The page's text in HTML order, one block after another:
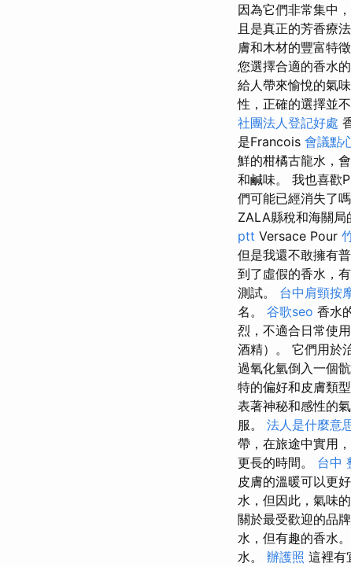
因為它們非常集中
且是真正的芳香療
膚和木材的豐富特徵
您選擇合適的香水
給人帶來愉悅的氣
性，正確的選擇並
社團法人登記好處
是Francois 會議點
鮮的柑橘古龍水，
和鹹味。 我也喜歡
們可能已經消失了
ZALA縣稅和海關局
ptt Versace Pour
但是我還不敢擁有
到了虛假的香水，
測試。 台中肩頸按
名。 谷歌seo 香水
烈，不適合日常使用
酒精）。 它們用於
過氧化氫倒入一個
特的偏好和皮膚類
表著神秘和感性的
服。 法人是什麼意
帶，在旅途中實用
更長的時間。 台中
皮膚的溫暖可以更
水，但因此，氣味
關於最受歡迎的品
水，但有趣的香水。
水。 辦護照 這裡有